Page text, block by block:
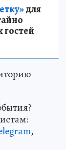
для
гостей
,